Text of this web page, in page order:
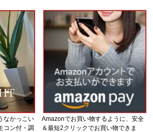
なかっこい
コン付・調
Amazonでお買い物するように、安全
＆最短2クリックでお買い物できま